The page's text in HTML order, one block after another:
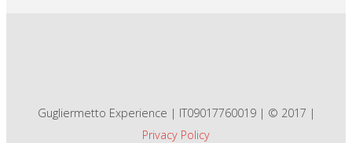
Gugliermetto Experience | IT09017760019 | © 2017 |
Privacy Policy